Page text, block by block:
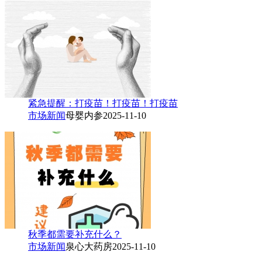
紧急提醒：打疫苗！打疫苗！打疫苗
市场新闻母婴内参2025-11-10
秋季都需要补充什么？
市场新闻泉心大药房2025-11-10